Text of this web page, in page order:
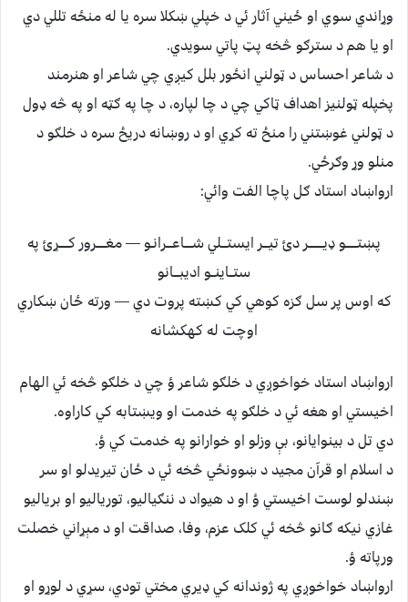
وړاندي سوي او ځيني آثار ئي د خپلي ښکلا سره يا له منځه تللي دي
او يا هم د سترګو څخه پټ پاتي سويدي.
د شاعر احساس د ټولني انځور بلل کيږي چي شاعر او هنرمند
پخپله ټولنيز اهداف ټاکي چي د چا لپاره، د چا په ګټه او په څه ډول
د ټولني غوښتني را منځ ته کړي او د روښانه دريځ سره د خلګو د
منلو وړ وګرځي.
ارواښاد استاد ګل پاچا الفت وائي:
پښتــــــو ډيــــــــر دئ تيـــر ايستـــلي شــــاعـــرانـو — مغـــــرور کـــــړئ په
ستــاينــو اديبـــانو
که اوس پر سل ګزه کوهي کي کښته پروت دي — ورته ځان ښکاري
اوچت له کهکشانه
ارواښاد استاد خواخوږي د خلګو شاعر ؤ چي د خلګو څخه ئي الهام
اخيستي او هغه ئي د خلګو په خدمت او ويښتابه کي کاراوه.
دي تل د بينوايانو، بې وزلو او خوارانو په خدمت کي ؤ.
د اسلام او قرآن مجيد د ښوونځي څخه ئي د ځان تيريدلو او سر
ښندلو لوست اخيستي ؤ او د هيواد د ننګياليو، تورياليو او برياليو
غازي نيکه ګانو څخه ئي کلک عزم، وفا، صداقت او د مېړاني خصلت
ورپاته ؤ.
ارواښاد خواخوږي په ژوندانه کي ډيري مختي تودي، سړي د لوړو او